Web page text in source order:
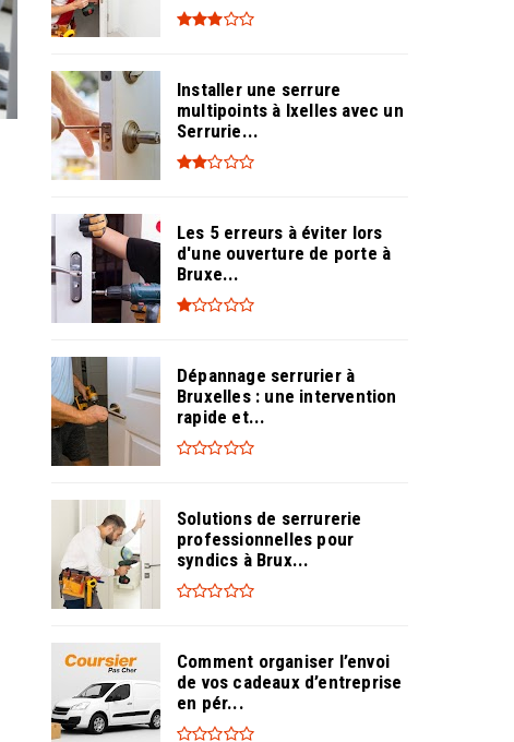
Installer une serrure
multipoints à Ixelles avec un
Serrurie...
Les 5 erreurs à éviter lors
d'une ouverture de porte à
Bruxe...
Dépannage serrurier à
Bruxelles : une intervention
rapide et...
Solutions de serrurerie
professionnelles pour
syndics à Brux...
Comment organiser l’envoi
de vos cadeaux d’entreprise
en pér...